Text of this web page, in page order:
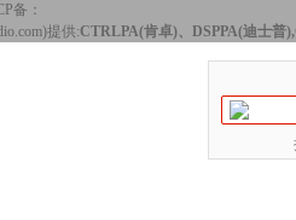
备：
提供:CTRLPA(肯卓)、DSPPA(迪士普